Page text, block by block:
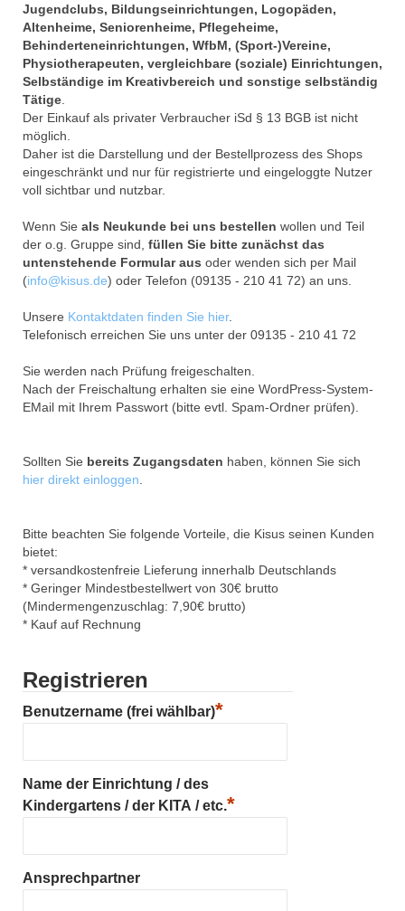
Jugendclubs, Bildungseinrichtungen, Logopäden,
Altenheime, Seniorenheime, Pflegeheime,
Behinderteneinrichtungen, WfbM, (Sport-)Vereine,
Physiotherapeuten, vergleichbare (soziale) Einrichtungen,
Selbständige im Kreativbereich und sonstige selbständig
Tätige.
Der Einkauf als privater Verbraucher iSd § 13 BGB ist nicht
möglich.
Daher ist die Darstellung und der Bestellprozess des Shops
eingeschränkt und nur für registrierte und eingeloggte Nutzer
voll sichtbar und nutzbar.
Wenn Sie als Neukunde bei uns bestellen wollen und Teil
der o.g. Gruppe sind, füllen Sie bitte zunächst das
untenstehende Formular aus oder wenden sich per Mail
(info@kisus.de) oder Telefon (09135 - 210 41 72) an uns.
Unsere Kontaktdaten finden Sie hier.
Telefonisch erreichen Sie uns unter der 09135 - 210 41 72
Sie werden nach Prüfung freigeschalten.
Nach der Freischaltung erhalten sie eine WordPress-System-
EMail mit Ihrem Passwort (bitte evtl. Spam-Ordner prüfen).
Sollten Sie bereits Zugangsdaten haben, können Sie sich
hier direkt einloggen.
Bitte beachten Sie folgende Vorteile, die Kisus seinen Kunden
bietet:
* versandkostenfreie Lieferung innerhalb Deutschlands
* Geringer Mindestbestellwert von 30€ brutto
(Mindermengenzuschlag: 7,90€ brutto)
* Kauf auf Rechnung
Registrieren
Benutzername (frei wählbar)*
Name der Einrichtung / des
Kindergartens / der KITA / etc.*
Ansprechpartner